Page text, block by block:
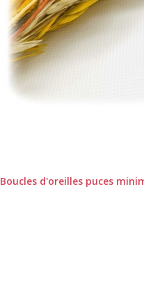
Boucles d'oreilles puces